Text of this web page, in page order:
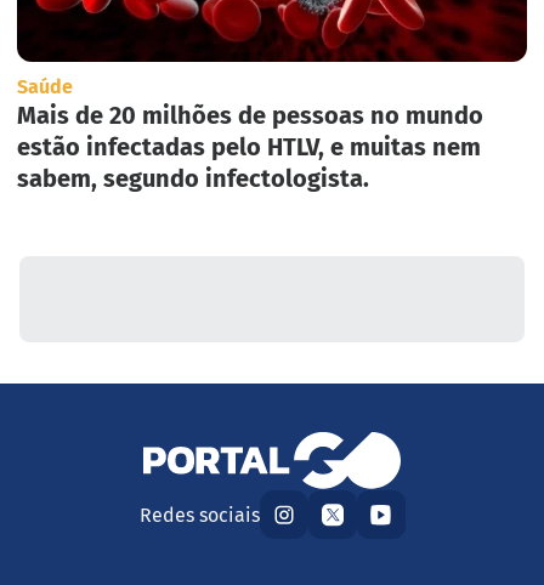
Saúde
Mais de 20 milhões de pessoas no mundo
estão infectadas pelo HTLV, e muitas nem
sabem, segundo infectologista.
Redes sociais